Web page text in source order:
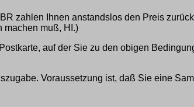
zahlen Ihnen anstandslos den Preis
machen muß, HI.)
auf der Sie zu den obigen
Voraussetzung ist, daß Sie eine